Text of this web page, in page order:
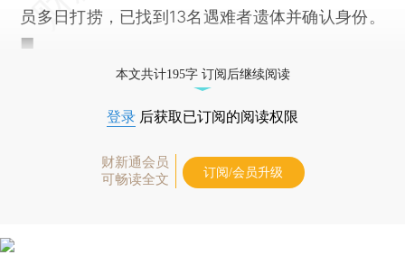
员多日打捞，已找到13名遇难者遗体并确认身份。
■
本文共计195字 订阅后继续阅读
登录 后获取已订阅的阅读权限
财新通会员
可畅读全文
订阅/会员升级